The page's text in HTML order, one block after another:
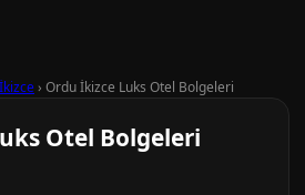
İkizce› Ordu İkizce Luks Otel Bolgeleri
Otel Bolgeleri